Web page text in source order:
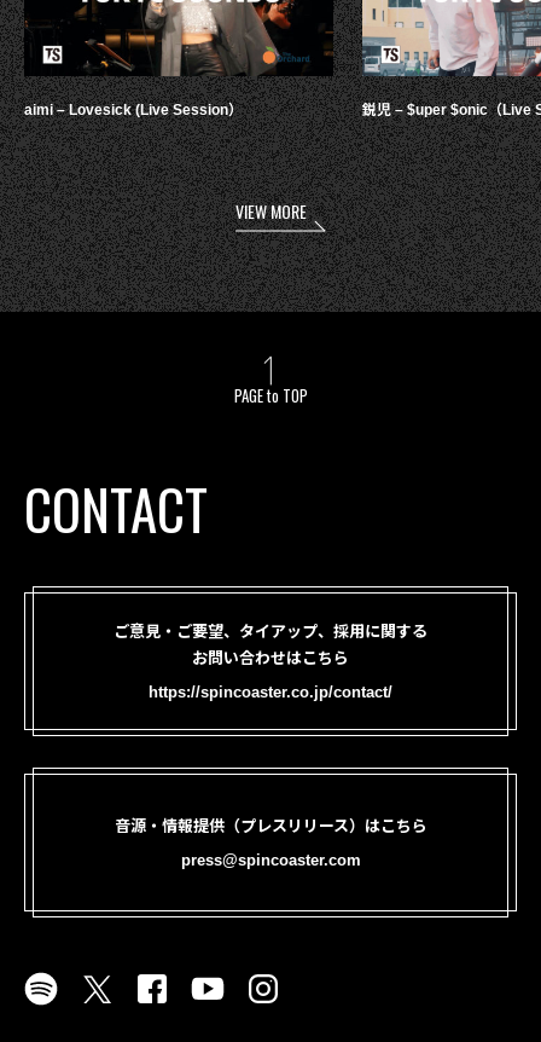
aimi – Lovesick (Live Session） 鋭児 – $uper $onic（Live
VIEW MORE
PAGE to TOP
CONTACT
ご意見・ご要望、タイアップ、採用に関する
お問い合わせはこちら
https://spincoaster.co.jp/contact/
音源・情報提供（プレスリリース）はこちら
press@spincoaster.com